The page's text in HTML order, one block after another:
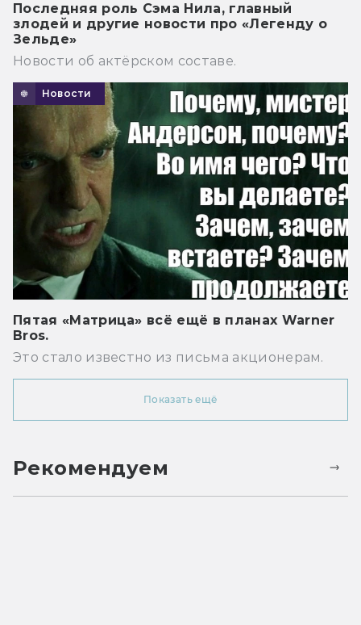
Последняя роль Сэма Нила, главный
злодей и другие новости про «Легенду о
Зельде»
Новости об актёрском составе.
Новости
Пятая «Матрица» всё ещё в планах Warner
Bros.
Это стало известно из письма акционерам.
Показать ещё
Рекомендуем